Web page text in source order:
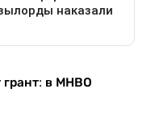
грант: в МНВО